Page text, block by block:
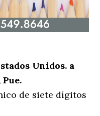
Unidos. a
de siete dígitos